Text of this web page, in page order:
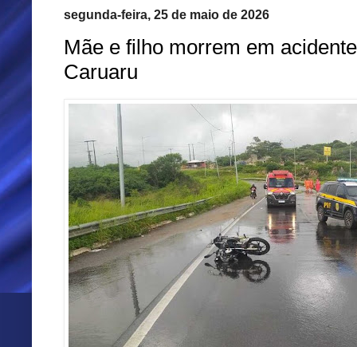
segunda-feira, 25 de maio de 2026
Mãe e filho morrem em
Caruaru